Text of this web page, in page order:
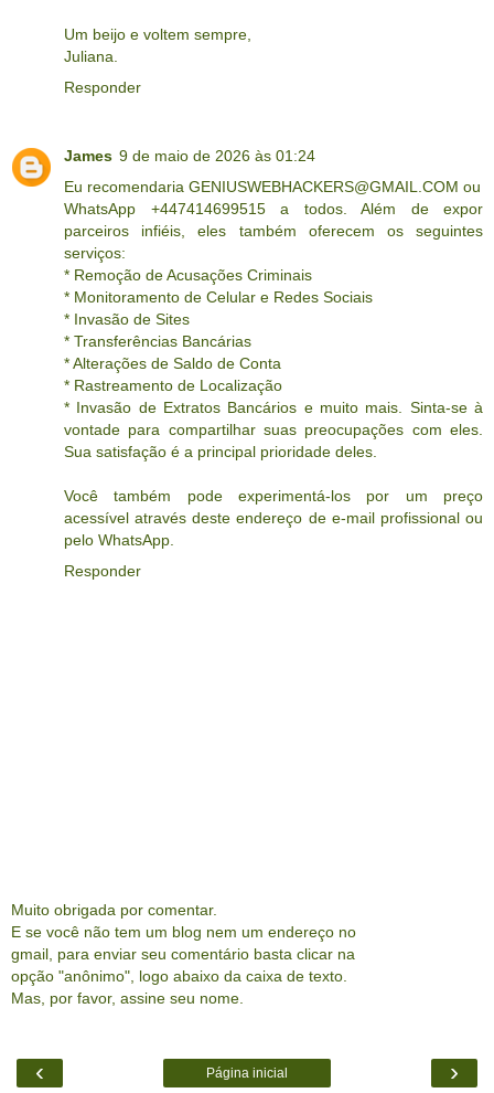
Um beijo e voltem sempre,
Juliana.
Responder
James 9 de maio de 2026 às 01:24
Eu recomendaria GENIUSWEBHACKERS@GMAIL.COM ou
WhatsApp +447414699515 a todos. Além de expor
parceiros infiéis, eles também oferecem os seguintes
serviços:
* Remoção de Acusações Criminais
* Monitoramento de Celular e Redes Sociais
* Invasão de Sites
* Transferências Bancárias
* Alterações de Saldo de Conta
* Rastreamento de Localização
* Invasão de Extratos Bancários e muito mais. Sinta-se à
vontade para compartilhar suas preocupações com eles.
Sua satisfação é a principal prioridade deles.
Você também pode experimentá-los por um preço
acessível através deste endereço de e-mail profissional ou
pelo WhatsApp.
Responder
Muito obrigada por comentar.
E se você não tem um blog nem um endereço no
gmail, para enviar seu comentário basta clicar na
opção "anônimo", logo abaixo da caixa de texto.
Mas, por favor, assine seu nome.
‹ ›
Página inicial